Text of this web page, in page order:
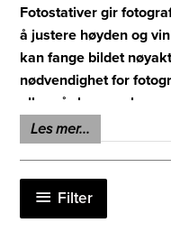
Fotostativer gir
å justere høyden og
kan fange bildet
nødvendighet for
eller når lengre
Våre stativ passer
som krever
Les mer...
Filter